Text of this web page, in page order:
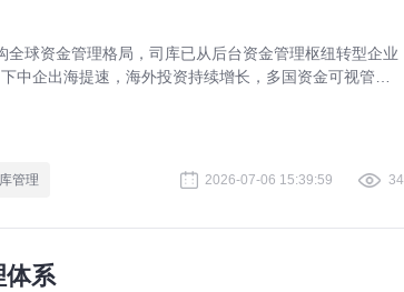
全球资金管理格局，司库已从后台资金管理枢纽转型企业
中企出海提速，海外投资持续增长，多国资金可视管
流司库体系提供完整战略实操指引。
管理 2026-07-06 15:39:59 34
体系